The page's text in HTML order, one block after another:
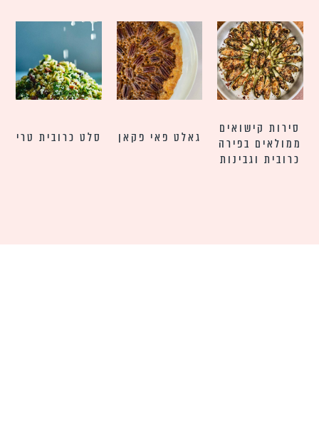
סירות קישואים
ממולאים בפירה
כרובית וגבינות
גאלט פאי פקאן סלט כרובית טרי